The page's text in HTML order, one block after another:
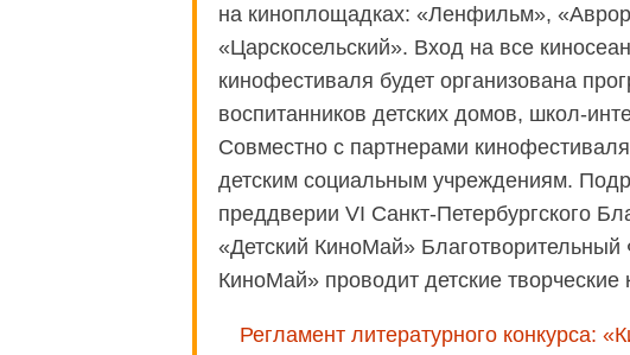
на киноплощадках: «Ленфильм»,
«Царскосельский». Вход на все
кинофестиваля будет организована
воспитанников детских домов, школ-
Совместно с партнерами
детским социальным учреждениям.
преддверии VI Санкт-Петербургского
«Детский КиноМай»
КиноМай» проводит детские творческие
Регламент литературного конкурса: